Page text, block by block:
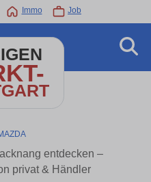
Immo Job
entdecken –
privat & Händler